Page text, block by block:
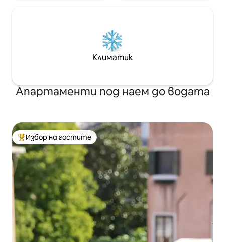
Климатик
Апартаменти под наем до водата
Най-популярен избор на гостите
Избор на гостите